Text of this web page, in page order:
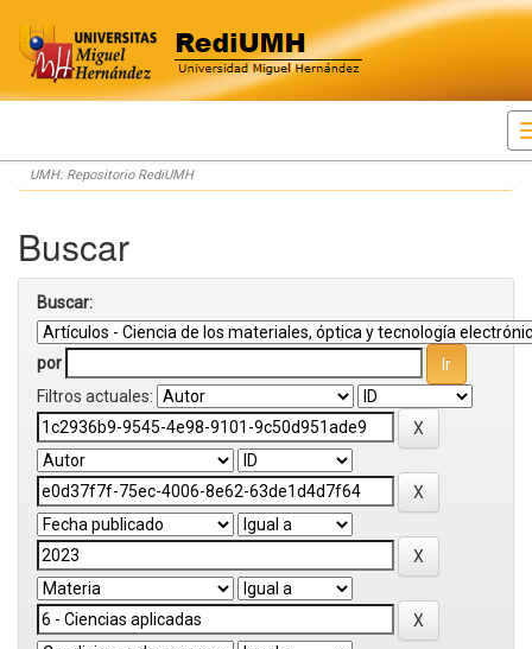
Skip
navigation
UMH: Repositorio RediUMH
Buscar
Buscar:
por
Filtros actuales: